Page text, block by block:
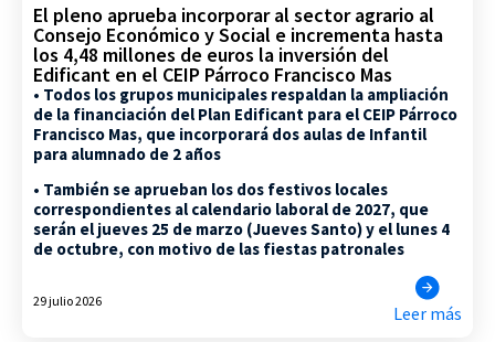
El pleno aprueba incorporar al sector agrario al
Consejo Económico y Social e incrementa hasta
los 4,48 millones de euros la inversión del
Edificant en el CEIP Párroco Francisco Mas
• Todos los grupos municipales respaldan la ampliación
de la financiación del Plan Edificant para el CEIP Párroco
Francisco Mas, que incorporará dos aulas de Infantil
para alumnado de 2 años
• También se aprueban los dos festivos locales
correspondientes al calendario laboral de 2027, que
serán el jueves 25 de marzo (Jueves Santo) y el lunes 4
de octubre, con motivo de las fiestas patronales
29 julio 2026
Leer más